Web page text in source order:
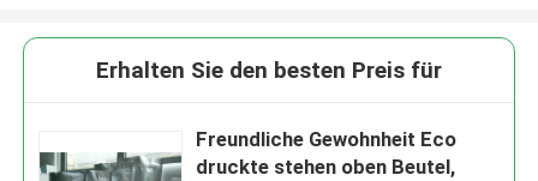
Erhalten Sie den besten Preis für
Freundliche Gewohnheit Eco
druckte stehen oben Beutel,